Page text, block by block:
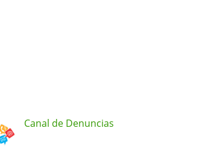
Canal de Denuncias